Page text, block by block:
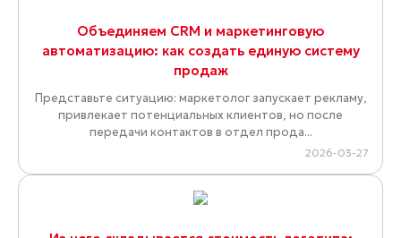
Объединяем CRM и маркетинговую
автоматизацию: как создать единую систему
продаж
Представьте ситуацию: маркетолог запускает рекламу,
привлекает потенциальных клиентов, но после
передачи контактов в отдел прода...
2026-03-27